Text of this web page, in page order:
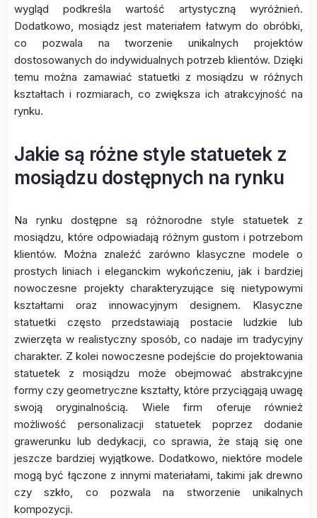
wygląd podkreśla wartość artystyczną wyróżnień.
Dodatkowo, mosiądz jest materiałem łatwym do obróbki,
co pozwala na tworzenie unikalnych projektów
dostosowanych do indywidualnych potrzeb klientów. Dzięki
temu można zamawiać statuetki z mosiądzu w różnych
kształtach i rozmiarach, co zwiększa ich atrakcyjność na
rynku.
Jakie są różne style statuetek z
mosiądzu dostępnych na rynku
Na rynku dostępne są różnorodne style statuetek z
mosiądzu, które odpowiadają różnym gustom i potrzebom
klientów. Można znaleźć zarówno klasyczne modele o
prostych liniach i eleganckim wykończeniu, jak i bardziej
nowoczesne projekty charakteryzujące się nietypowymi
kształtami oraz innowacyjnym designem. Klasyczne
statuetki często przedstawiają postacie ludzkie lub
zwierzęta w realistyczny sposób, co nadaje im tradycyjny
charakter. Z kolei nowoczesne podejście do projektowania
statuetek z mosiądzu może obejmować abstrakcyjne
formy czy geometryczne kształty, które przyciągają uwagę
swoją oryginalnością. Wiele firm oferuje również
możliwość personalizacji statuetek poprzez dodanie
grawerunku lub dedykacji, co sprawia, że stają się one
jeszcze bardziej wyjątkowe. Dodatkowo, niektóre modele
mogą być łączone z innymi materiałami, takimi jak drewno
czy szkło, co pozwala na stworzenie unikalnych
kompozycji.